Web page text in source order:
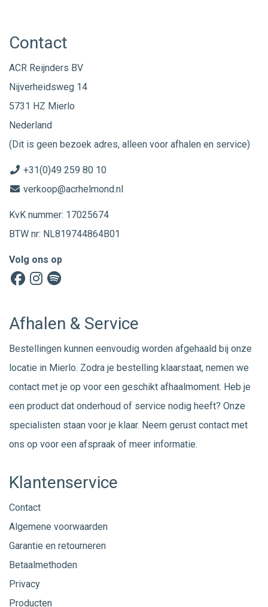
Contact
ACR Reijnders BV
Nijverheidsweg 14
5731 HZ Mierlo
Nederland
(Dit is geen bezoek adres, alleen voor afhalen en service)
+31(0)49 259 80 10
verkoop@acrhelmond.nl
KvK nummer: 17025674
BTW nr: NL819744864B01
Volg ons op
Afhalen & Service
Bestellingen kunnen eenvoudig worden afgehaald bij onze
locatie in Mierlo. Zodra je bestelling klaarstaat, nemen we
contact met je op voor een geschikt afhaalmoment. Heb je
een product dat onderhoud of service nodig heeft? Onze
specialisten staan voor je klaar. Neem gerust contact met
ons op voor een afspraak of meer informatie.
Klantenservice
Contact
Algemene voorwaarden
Garantie en retourneren
Betaalmethoden
Privacy
Producten